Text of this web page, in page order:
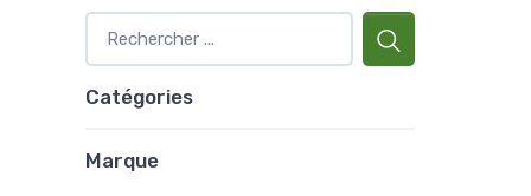
Catégories
Marque